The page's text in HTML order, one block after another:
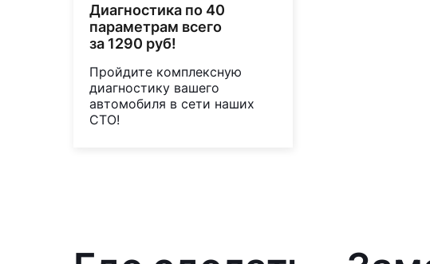
Диагностика по 40
параметрам всего
за 1290 руб!
Пройдите комплексную
диагностику вашего
автомобиля в сети наших
СТО!